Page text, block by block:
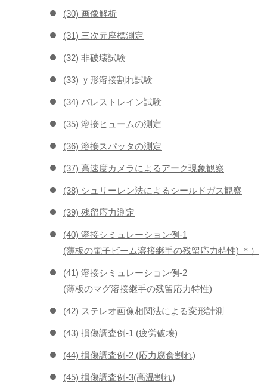
(30) 画像解析
(31) 三次元座標測定
(32) 非破壊試験
(33) ｙ形溶接割れ試験
(34) バレストレイン試験
(35) 溶接ヒュームの測定
(36) 溶接スパッタの測定
(37) 高速度カメラによるアーク現象観察
(38) シュリーレン法によるシールドガス観察
(39) 残留応力測定
(40) 溶接シミュレーション例-1
(薄板の電子ビーム溶接継手の残留応力特性) ＊）
(41) 溶接シミュレーション例-2
(薄板のマグ溶接継手の残留応力特性)
(42) ステレオ画像相関法による変形計測
(43) 損傷調査例-1 (疲労破壊)
(44) 損傷調査例-2 (応力腐食割れ)
(45) 損傷調査例-3(高温割れ)